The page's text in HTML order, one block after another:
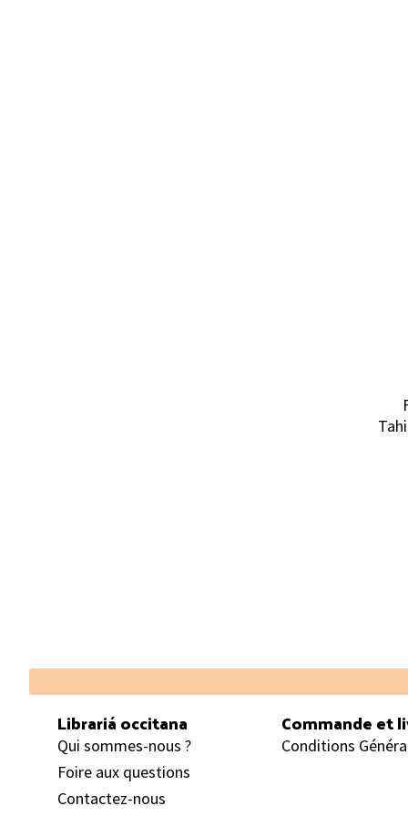
Footer
Librariá occitana
Qui sommes-nous ?
Foire aux questions
Contactez-nous
Commande et
Conditions